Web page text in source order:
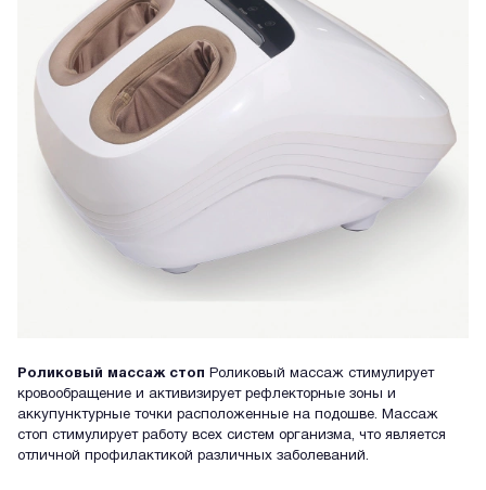
Роликовый массаж стоп Роликовый массаж стимулирует
кровообращение и активизирует рефлекторные зоны и
аккупунктурные точки расположенные на подошве. Массаж
стоп стимулирует работу всех систем организма, что является
отличной профилактикой различных заболеваний.